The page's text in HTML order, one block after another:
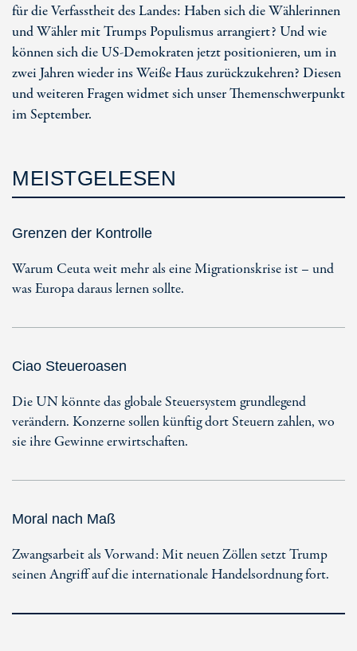
für die Verfasstheit des Landes: Haben sich die Wählerinnen
und Wähler mit Trumps Populismus arrangiert? Und wie
können sich die US-Demokraten jetzt positionieren, um in
zwei Jahren wieder ins Weiße Haus zurückzukehren? Diesen
und weiteren Fragen widmet sich unser Themenschwerpunkt
im September.
MEISTGELESEN
Grenzen der Kontrolle
Warum Ceuta weit mehr als eine Migrationskrise ist – und
was Europa daraus lernen sollte.
Ciao Steueroasen
Die UN könnte das globale Steuersystem grundlegend
verändern. Konzerne sollen künftig dort Steuern zahlen, wo
sie ihre Gewinne erwirtschaften.
Moral nach Maß
Zwangsarbeit als Vorwand: Mit neuen Zöllen setzt Trump
seinen Angriff auf die internationale Handelsordnung fort.